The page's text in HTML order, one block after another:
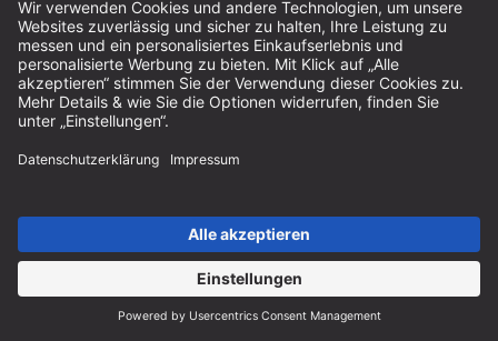
Impressum
AGB
Datenschutz
Cookie-Einstellungen
inkl. MwSt. / exkl. Versandkosten
* kostenloser Versand ab 150 Euro Bestellwert innerhalb
Deutschlands für die Standard-Paketgrößen - ausgenommen
In Abh. des Lieferlandes kann die MwSt. an der Kasse variieren.